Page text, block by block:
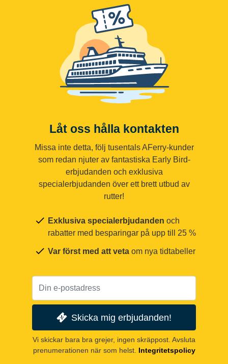
Låt oss hålla kontakten
Missa inte detta, följ tusentals AFerry-kunder
som redan njuter av fantastiska Early Bird-
erbjudanden och exklusiva
specialerbjudanden över ett brett utbud av
rutter!
Exklusiva specialerbjudanden och
rabatter med besparingar på upp till 25 %
Var först med att veta om nya tidtabeller
Skicka mig erbjudanden!
Vi skickar bara bra grejer, ingen skräppost. Avsluta
prenumerationen när som helst. Integritetspolicy